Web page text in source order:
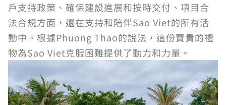
戶支持政策、確保建設進展和按時交付、項目合
法合規方面，還在支持和陪伴Sao Viet的所有活
動中。根據Phuong Thao的說法，這份寶貴的禮
物為Sao Viet克服困難提供了動力和力量。